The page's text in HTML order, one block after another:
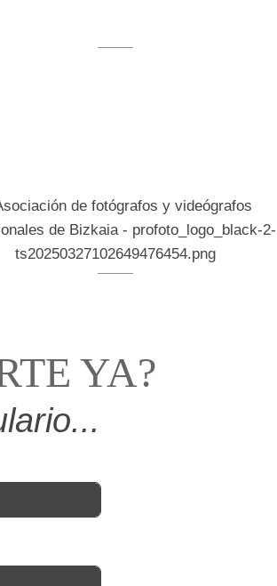
YA?